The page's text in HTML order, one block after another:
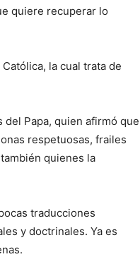
quiere recuperar lo
la cual trata de
Papa, quien afirmó que
respetuosas, frailes
quienes la
traducciones
y doctrinales. Ya es